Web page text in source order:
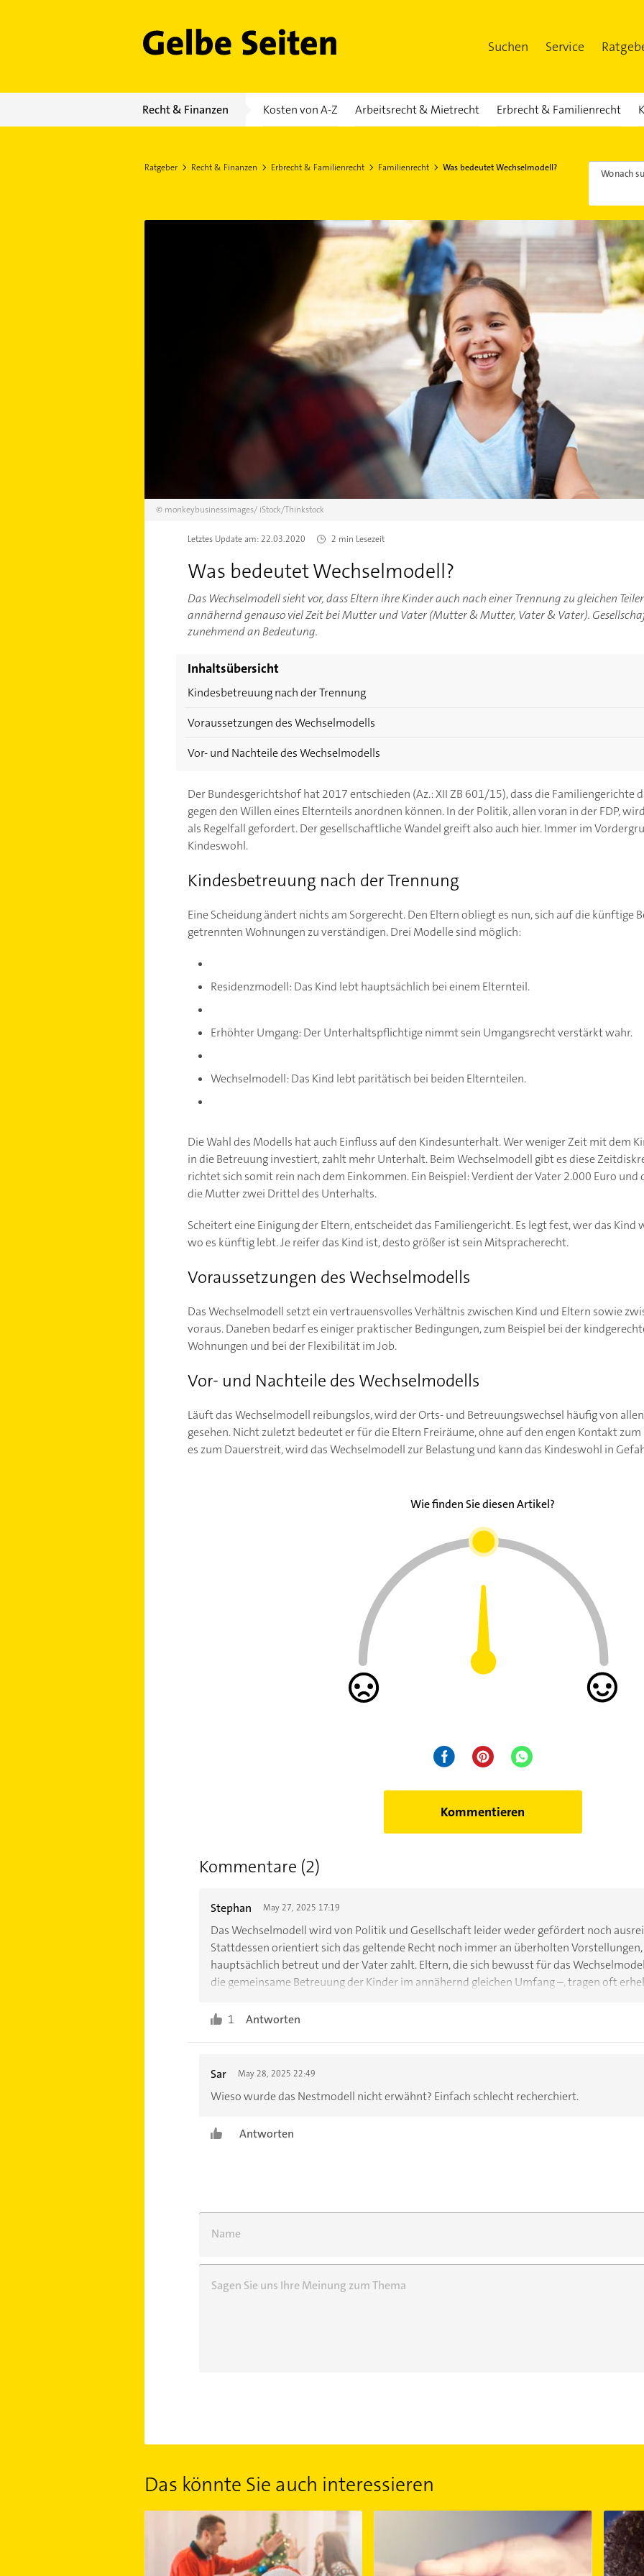
Gelbe Seiten Suchen Service
Recht & Finanzen Kosten von A-Z Arbeitsrecht & Mietrecht Erbrecht & Familienrecht
Ratgeber Recht & Finanzen Erbrecht & Familienrecht Familienrecht Was bedeutet Wechselmodell? Wonach
© monkeybusinessimages/ iStock/Thinkstock
Letztes Update am:22.03.2020 2 min Lesezeit
Was bedeutet Wechselmodell?
Das Wechselmodell sieht vor, dass Eltern ihre Kinder auch nach einer Trennung zu gleichen
annähernd genauso viel Zeit bei Mutter und Vater (Mutter & Mutter, Vater & Vater).
zunehmend an Bedeutung.
Inhaltsübersicht
Kindesbetreuung nach der Trennung
Voraussetzungen des Wechselmodells
Vor- und Nachteile des Wechselmodells
Der Bundesgerichtshof hat 2017 entschieden (Az.: XII ZB 601/15), dass die Familiengerichte
gegen den Willen eines Elternteils anordnen können. In der Politik, allen voran in der FDP,
als Regelfall gefordert. Der gesellschaftliche Wandel greift also auch hier. Immer im
Kindeswohl.
Kindesbetreuung nach der Trennung
Eine Scheidung ändert nichts am Sorgerecht. Den Eltern obliegt es nun, sich auf die künftige
getrennten Wohnungen zu verständigen. Drei Modelle sind möglich:
Residenzmodell: Das Kind lebt hauptsächlich bei einem Elternteil.
Erhöhter Umgang: Der Unterhaltspflichtige nimmt sein Umgangsrecht verstärkt wahr.
Wechselmodell: Das Kind lebt paritätisch bei beiden Elternteilen.
Die Wahl des Modells hat auch Einfluss auf den Kindesunterhalt. Wer weniger Zeit mit dem
in die Betreuung investiert, zahlt mehr Unterhalt. Beim Wechselmodell gibt es diese
richtet sich somit rein nach dem Einkommen. Ein Beispiel: Verdient der Vater 2.000 Euro
die Mutter zwei Drittel des Unterhalts.
Scheitert eine Einigung der Eltern, entscheidet das Familiengericht. Es legt fest, wer das Kind
wo es künftig lebt. Je reifer das Kind ist, desto größer ist sein Mitspracherecht.
Voraussetzungen des Wechselmodells
Das Wechselmodell setzt ein vertrauensvolles Verhältnis zwischen Kind und Eltern sowie
voraus. Daneben bedarf es einiger praktischer Bedingungen, zum Beispiel bei der
Wohnungen und bei der Flexibilität im Job.
Vor- und Nachteile des Wechselmodells
Läuft das Wechselmodell reibungslos, wird der Orts- und Betreuungswechsel häufig von
gesehen. Nicht zuletzt bedeutet er für die Eltern Freiräume, ohne auf den engen Kontakt
es zum Dauerstreit, wird das Wechselmodell zur Belastung und kann das Kindeswohl in
Wie finden Sie diesen Artikel?
Kommentieren
Kommentare (2)
Stephan May 27, 2025 17:19
Das Wechselmodell wird von Politik und Gesellschaft leider weder gefördert noch
Stattdessen orientiert sich das geltende Recht noch immer an überholten
hauptsächlich betreut und der Vater zahlt. Eltern, die sich bewusst für das
die gemeinsame Betreuung der Kinder im annähernd gleichen Umfang –, tragen oft
dieses Modell deshalb finanziell kaum umsetzbar – obwohl es dem Kindeswohl häufig
1 Antworten
Sar May 28, 2025 22:49
Wieso wurde das Nestmodell nicht erwähnt? Einfach schlecht recherchiert.
Antworten
Name
Sagen Sie uns Ihre Meinung zum Thema
Das könnte Sie auch interessieren
Stress lass nach: Tipps für eine entspannte WeihnachtszeitWie Sie mit der Sorgerechtsvollmacht für Ihre Kinder